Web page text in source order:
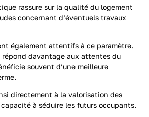
rassure sur la qualité du logement
concernant d’éventuels travaux
également attentifs à ce paramètre.
davantage aux attentes du
souvent d’une meilleure
directement à la valorisation des
à séduire les futurs occupants.